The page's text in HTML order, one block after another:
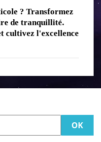
? Transformez
de tranquillité.
cultivez l'excellence